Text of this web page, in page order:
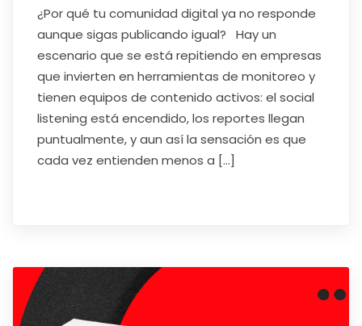
¿Por qué tu comunidad digital ya no responde
aunque sigas publicando igual? Hay un
escenario que se está repitiendo en empresas
que invierten en herramientas de monitoreo y
tienen equipos de contenido activos: el social
listening está encendido, los reportes llegan
puntualmente, y aun así la sensación es que
cada vez entienden menos a […]